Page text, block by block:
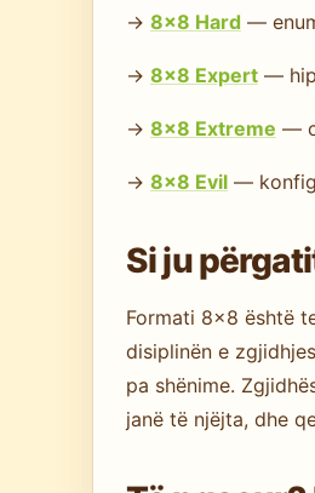
→ 8×8 Hard—
→ 8×8 Expert—
→ 8×8 Extreme —
→ 8×8 Evil—
Si ju
Formati 8×8 është
disiplinën e
pa shënime.
janë të njëjta, dhe